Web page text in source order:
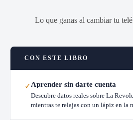
Lo que ganas al cambiar tu
CON ESTE LIBRO
✓Aprender sin darte cuenta
Descubre datos reales sobre La
mientras te relajas con un lápiz en la